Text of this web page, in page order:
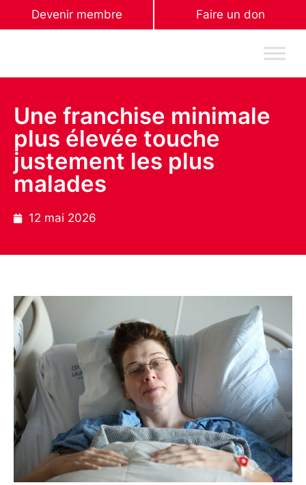
Devenir membre Faire un don
Une franchise minimale
plus élevée touche
justement les plus
malades
12 mai 2026